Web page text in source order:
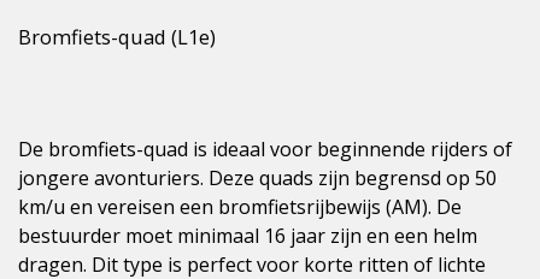
Bromfiets-quad (L1e)
De bromfiets-quad is ideaal voor beginnende rijders of
jongere avonturiers. Deze quads zijn begrensd op 50
km/u en vereisen een bromfietsrijbewijs (AM). De
bestuurder moet minimaal 16 jaar zijn en een helm
dragen. Dit type is perfect voor korte ritten of lichte